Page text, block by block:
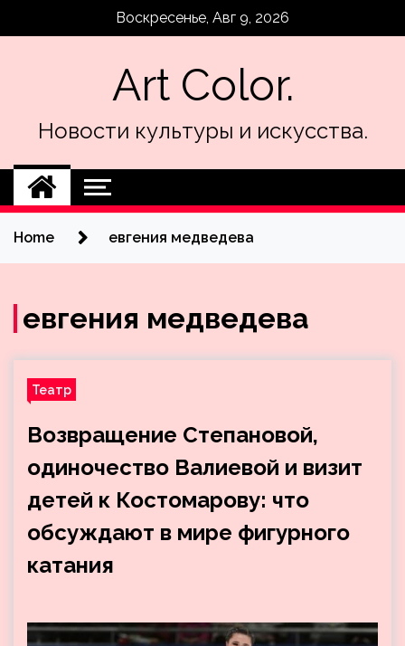
Воскресенье, Авг 9, 2026
Art Color.
Новости культуры и искусства.
Home евгения медведева
евгения медведева
Театр
Возвращение Степановой,
одиночество Валиевой и визит
детей к Костомарову: что
обсуждают в мире фигурного
катания